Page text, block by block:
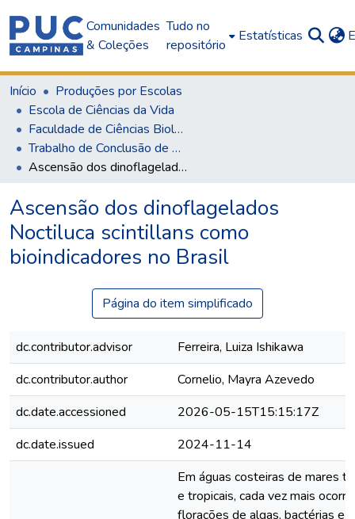
Comunidades
& Coleções
Tudo no
repositório
Estatísticas
Início
Produções por Escolas
Escola de Ciências da Vida
Faculdade de Ciências Biológicas
Trabalho de Conclusão de Curso (TCC)
Ascensão dos dinoflagelados Noctiluca scintillans como bioindicadores no Brasil
Ascensão dos dinoflagelados
Noctiluca scintillans como
bioindicadores no Brasil
Página do item simplificado
dc.contributor.advisor
Ferreira, Luiza Ishikawa
dc.contributor.author
Cornelio, Mayra Azevedo
dc.date.accessioned
2026-05-15T15:15:17Z
dc.date.issued
2024-11-14
Em águas costeiras de mares
e tropicais, cada vez mais
florações de algas, bactérias e